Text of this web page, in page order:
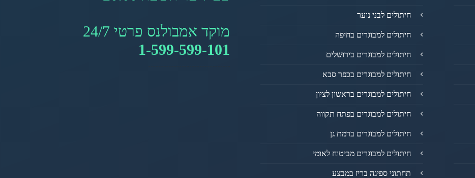
חיתולים לבני נוער
חיתולים למבוגרים בחיפה
חיתולים למבוגרים בירושלים
חיתולים למבוגרים בכפר סבא
חיתולים למבוגרים בראשון לציון
חיתולים למבוגרים בפתח תקווה
חיתולים למבוגרים ברמת גן
חיתולים למבוגרים מביטוח לאומי
תחתוני ספיגה בריז במבצע
מוקד אמבולנס פרטי 24/7
1-599-599-101